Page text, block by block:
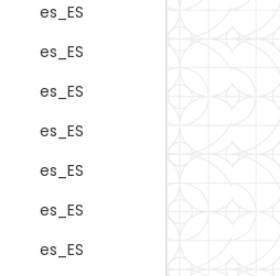
es_ES
es_ES
es_ES
es_ES
es_ES
es_ES
es_ES